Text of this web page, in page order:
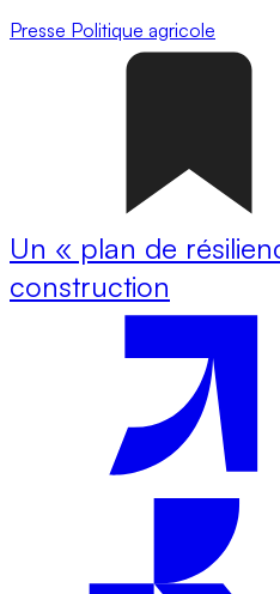
Presse Politique agricole
Un « plan de
construction